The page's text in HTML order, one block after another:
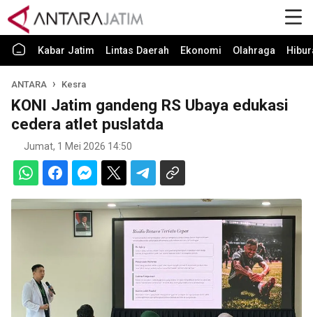
Kabar Jatim Lintas Daerah Ekonomi Olahraga
ANTARA Kesra
KONI Jatim gandeng RS Ubaya edukasi
cedera atlet puslatda
Jumat, 1 Mei 2026 14:50